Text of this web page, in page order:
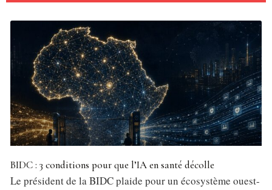
BIDC : 3 conditions pour que l’IA en santé décolle
Le président de la BIDC plaide pour un écosystème ouest-